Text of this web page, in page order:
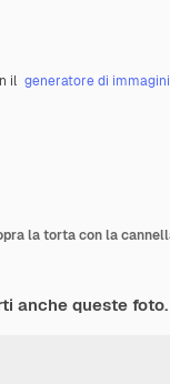
il generatore di immagini
anche queste foto.